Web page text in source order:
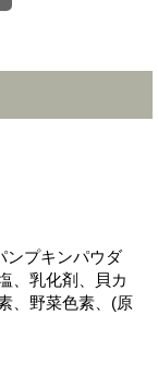
ンプキンパウダ
、乳化剤、貝カ
、野菜色素、(原